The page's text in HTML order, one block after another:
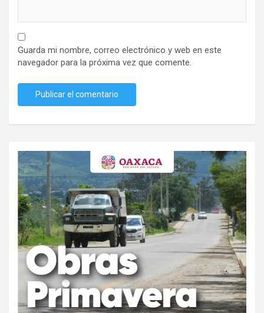
Guarda mi nombre, correo electrónico y web en este
navegador para la próxima vez que comente.